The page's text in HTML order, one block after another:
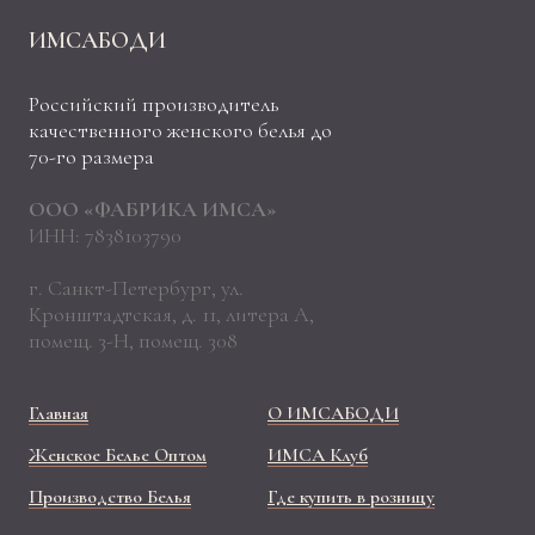
ИМСАБОДИ
Российский производитель
качественного женского белья до
70-го размера
ООО «ФАБРИКА ИМСА»
ИНН: 7838103790
г. Санкт-Петербург, ул.
Кронштадтская, д. 11, литера А,
помещ. 3-Н, помещ. 308
Главная
Женское Белье Оптом
Производство Белья
О ИМСАБОДИ
ИМСА Клуб
Где купить в розницу